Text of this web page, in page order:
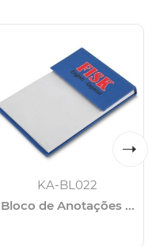
KA-BL022
Bloco de Anotações ...